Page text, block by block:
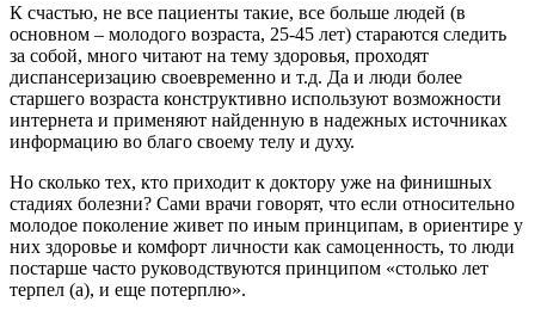
К счастью, не все пациенты такие, все больше людей (в
основном – молодого возраста, 25-45 лет) стараются следить
за собой, много читают на тему здоровья, проходят
диспансеризацию своевременно и т.д. Да и люди более
старшего возраста конструктивно используют возможности
интернета и применяют найденную в надежных источниках
информацию во благо своему телу и духу.
Но сколько тех, кто приходит к доктору уже на финишных
стадиях болезни? Сами врачи говорят, что если относительно
молодое поколение живет по иным принципам, в ориентире у
них здоровье и комфорт личности как самоценность, то люди
постарше часто руководствуются принципом «столько лет
терпел (а), и еще потерплю».